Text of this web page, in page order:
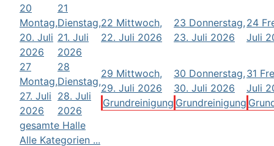
20
Montag,
20. Juli
2026
21
Dienstag,
21. Juli
2026
22 Mittwoch,
22. Juli 2026
23 Donnerstag,
23. Juli 2026
24
Juli
27
Montag,
27. Juli
2026
28
Dienstag,
28. Juli
2026
29 Mittwoch,
29. Juli 2026
Grundreinigung
30 Donnerstag,
30. Juli 2026
Grundreinigung
31
Juli
gesamte Halle
Alle Kategorien ...